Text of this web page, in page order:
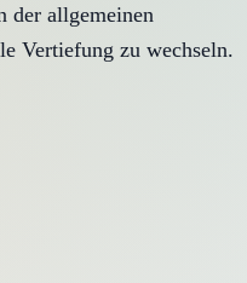
der allgemeinen
Vertiefung zu wechseln.